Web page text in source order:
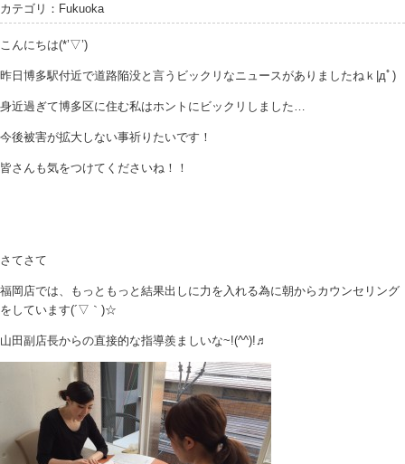
カテゴリ： Fukuoka
こんにちは(*’▽’)
昨日博多駅付近で道路陥没と言うビックリなニュースがありましたねｋ|дﾟ)
身近過ぎて博多区に住む私はホントにビックリしました…
今後被害が拡大しない事祈りたいです！
皆さんも気をつけてくださいね！！
さてさて
福岡店では、もっともっと結果出しに力を入れる為に朝からカウンセリング
をしています(´▽｀)☆
山田副店長からの直接的な指導羨ましいな~!(^^)!♬